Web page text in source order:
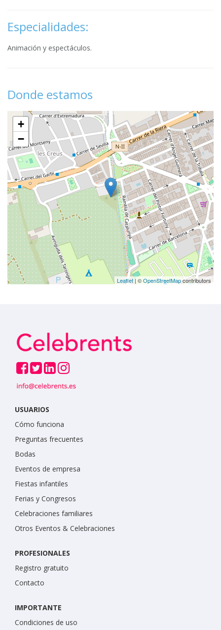
Especialidades:
Animación y espectáculos.
Donde estamos
+
−
Leaflet| ©OpenStreetMapcontributors
USUARIOS
Cómo funciona
Preguntas frecuentes
Bodas
Eventos de empresa
Fiestas infantiles
Ferias y Congresos
Celebraciones familiares
Otros Eventos & Celebraciones
PROFESIONALES
Registro gratuito
Contacto
IMPORTANTE
Condiciones de uso